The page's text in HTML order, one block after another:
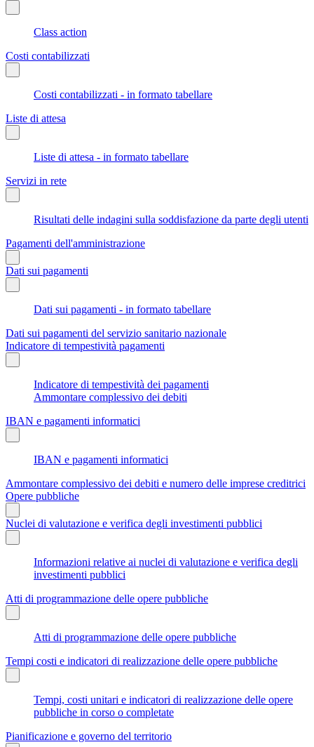
Class action
Costi contabilizzati
Costi contabilizzati - in formato tabellare
Liste di attesa
Liste di attesa - in formato tabellare
Servizi in rete
Risultati delle indagini sulla soddisfazione da parte degli utenti
Pagamenti dell'amministrazione
Dati sui pagamenti
Dati sui pagamenti - in formato tabellare
Dati sui pagamenti del servizio sanitario nazionale
Indicatore di tempestività pagamenti
Indicatore di tempestività dei pagamenti
Ammontare complessivo dei debiti
IBAN e pagamenti informatici
IBAN e pagamenti informatici
Ammontare complessivo dei debiti e numero delle imprese creditrici
Opere pubbliche
Nuclei di valutazione e verifica degli investimenti pubblici
Informazioni relative ai nuclei di valutazione e verifica degli
investimenti pubblici
Atti di programmazione delle opere pubbliche
Atti di programmazione delle opere pubbliche
Tempi costi e indicatori di realizzazione delle opere pubbliche
Tempi, costi unitari e indicatori di realizzazione delle opere
pubbliche in corso o completate
Pianificazione e governo del territorio